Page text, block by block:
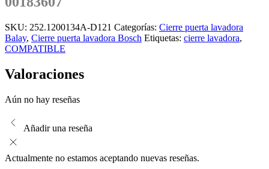
SKU: 252.1200134A-D121 Categorías: Cierre puerta lavadora
Balay, Cierre puerta lavadora Bosch Etiquetas: cierre lavadora,
COMPATIBLE
Valoraciones
Aún no hay reseñas
Añadir una reseña
Actualmente no estamos aceptando nuevas reseñas.